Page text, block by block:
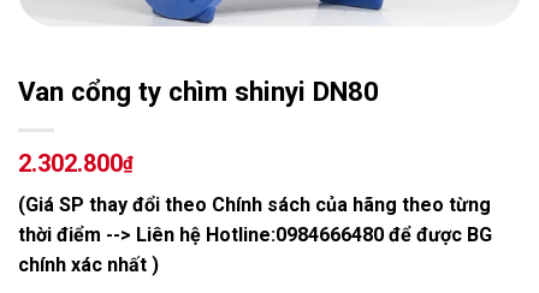
Van cổng ty chìm shinyi DN80
2.302.800₫
(Giá SP thay đổi theo Chính sách của hãng theo từng
thời điểm --> Liên hệ Hotline:0984666480 để được BG
chính xác nhất )